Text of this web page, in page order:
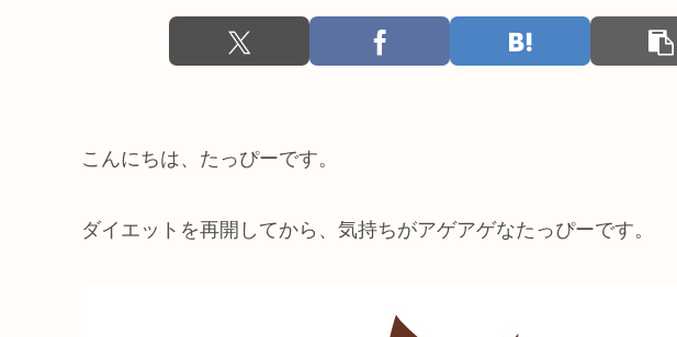
こんにちは、たっぴーです。
ダイエットを再開してから、気持ちがアゲアゲなたっぴーです。